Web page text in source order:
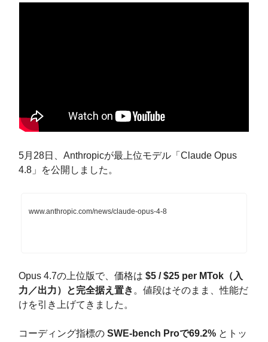
5月28日、Anthropicが最上位モデル「Claude Opus
4.8」を公開しました。
www.anthropic.com/news/claude-opus-4-8
Opus 4.7の上位版で、価格は $5 / $25 per MTok（入
力／出力）と完全据え置き。値段はそのまま、性能だ
けを引き上げてきました。
コーディング指標の SWE-bench Proで69.2% とトッ